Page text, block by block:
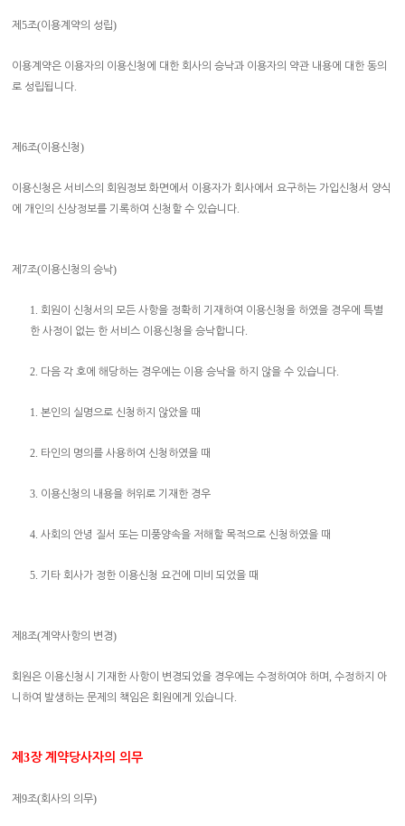
제5조(이용계약의 성립)
이용계약은 이용자의 이용신청에 대한 회사의 승낙과 이용자의 약관 내용에 대한 동의
로 성립됩니다.
제6조(이용신청)
이용신청은 서비스의 회원정보 화면에서 이용자가 회사에서 요구하는 가입신청서 양식
에 개인의 신상정보를 기록하여 신청할 수 있습니다.
제7조(이용신청의 승낙)
1.회원이 신청서의 모든 사항을 정확히 기재하여 이용신청을 하였을 경우에 특별
한 사정이 없는 한 서비스 이용신청을 승낙합니다.
2. 다음 각 호에 해당하는 경우에는 이용 승낙을 하지 않을 수 있습니다.
1.본인의 실명으로 신청하지 않았을 때
2. 타인의 명의를 사용하여 신청하였을 때
3. 이용신청의 내용을 허위로 기재한 경우
4.사회의 안녕 질서 또는 미풍양속을 저해할 목적으로 신청하였을 때
5. 기타 회사가 정한 이용신청 요건에 미비 되었을 때
제8조(계약사항의 변경)
회원은 이용신청시 기재한 사항이 변경되었을 경우에는 수정하여야 하며 ,수정하지 아
니하여 발생하는 문제의 책임은 회원에게 있습니다.
제3장 계약당사자의 의무
제9조(회사의 의무)